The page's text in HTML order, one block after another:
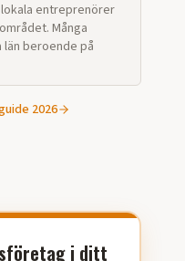
entreprenörer
Många
beroende på
2026
i ditt